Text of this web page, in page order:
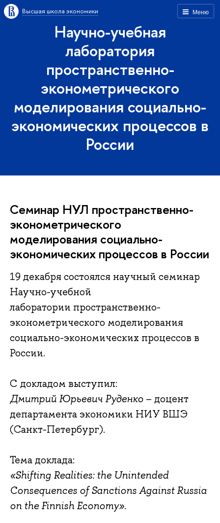
Меню
Высшая школа экономики
Научно-учебная
лаборатория
пространственно-
эконометрического
моделирования социально-
экономических процессов в
России
Семинар НУЛ пространственно-
эконометрического
моделирования социально-
экономических процессов в России
19 декабря состоялся научный семинар
Научно-учебной
лаборатории пространственно-
эконометрического моделирования
социально-экономических процессов в
России.
С докладом выступил:
Дмитрий Юрьевич Руденко – доцент
департамента экономики НИУ ВШЭ
(Санкт-Петербург).
Тема доклада:
«Shifting Realities: the Unintended
Consequences of Sanctions Against Russia
on the Finnish Economy».